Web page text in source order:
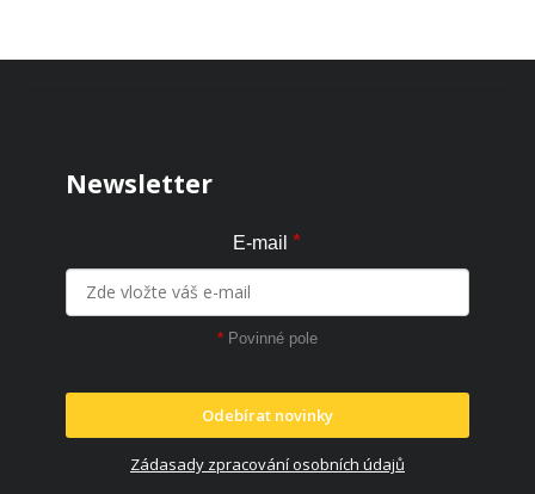
Newsletter
E-mail *
* Povinné pole
Odebírat novinky
Zádasady zpracování osobních údajů